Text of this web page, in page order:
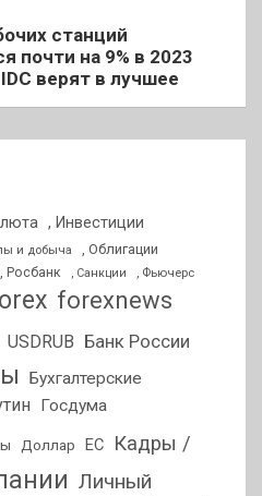
станций
почти на 9% в 2023
верят в лучшее
, Инвестиции
и добыча , Облигации
, Росбанк , Санкции , Фьючерс
forexnews
USDRUB Банк России
Бухгалтерские
Госдума
Доллар ЕС
Кадры /
Личный